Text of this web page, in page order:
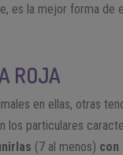
es la mejor forma
ROJA
en ellas, otras
los particulares
(7 al menos) con